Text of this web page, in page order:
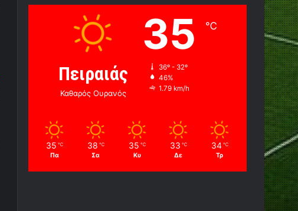
Πειραιάς
Καθαρός Ουρανός
35 ℃
36º - 32º
46%
1.79 km/h
35 ℃
Πα
38 ℃
Σα
35 ℃
Κυ
33 ℃
Δε
34 ℃
Τρ